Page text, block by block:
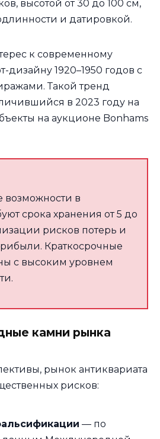
высотой от 30 до 100 см,
и датировкой.
к современному
дизайну 1920–1950 годов с
Такой тренд
в 2023 году на
на аукционе Bonhams
в
срока хранения от 5 до
рисков потерь и
Краткосрочные
с высоким уровнем
камни рынка
рынок антиквариата
рисков:
— по